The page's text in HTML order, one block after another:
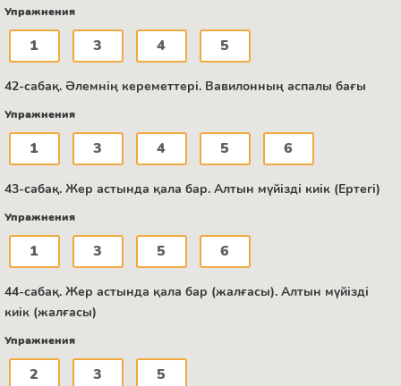
Упражнения
1 3 4 5
42-сабақ. Әлемнің кереметтері. Вавилонның аспалы бағы
Упражнения
1 3 4 5 6
43-сабақ. Жер астында қала бар. Алтын мүйізді киік (Ертегі)
Упражнения
1 3 5 6
44-сабақ. Жер астында қала бар (жалғасы). Алтын мүйізді
киік (жалғасы)
Упражнения
2 3 5